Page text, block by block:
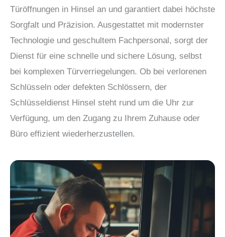
Türöffnungen in Hinsel an und garantiert dabei höchste
Sorgfalt und Präzision. Ausgestattet mit modernster
Technologie und geschultem Fachpersonal, sorgt der
Dienst für eine schnelle und sichere Lösung, selbst
bei komplexen Türverriegelungen. Ob bei verlorenen
Schlüsseln oder defekten Schlössern, der
Schlüsseldienst Hinsel steht rund um die Uhr zur
Verfügung, um den Zugang zu Ihrem Zuhause oder
Büro effizient wiederherzustellen.